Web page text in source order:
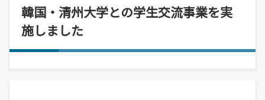
学章、シンボルマーク
公募情報
施設・学外拠点
公立鳥取環境大学の研究・附属機関のご
経営学科
進学説明会【高校教員対象】
通学等
学校学生生徒旅客運賃割引証(学割証)
委員会、クラブ・サークル活動
就職活動について
就職･進学実績
訪問者別
韓国・清州大学との学生交流事業を実
施しました